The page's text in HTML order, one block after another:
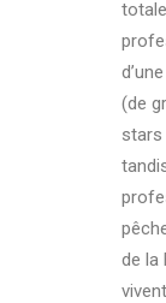
(de
stars
de la